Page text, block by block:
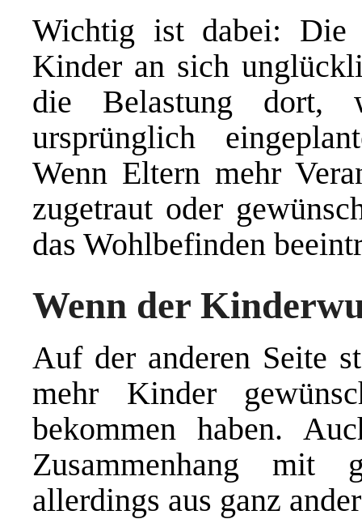
Wichtig ist dabei: Die
Kinder an sich
die Belastung dort,
ursprünglich
Wenn Eltern mehr
zugetraut oder
das Wohlbefinden
Wenn der
Auf der anderen Seite
mehr Kinder
bekommen haben.
Zusammenhang mit
allerdings aus ganz